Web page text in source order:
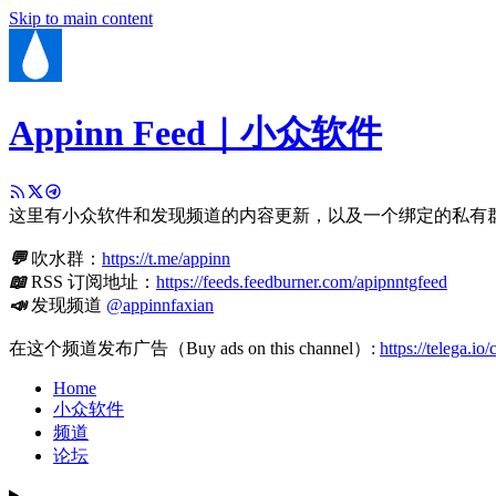
Skip to main content
Appinn Feed｜小众软件
这里有小众软件和发现频道的内容更新，以及一个绑定的私有
💬吹水群： https://t.me/appinn
📖RSS 订阅地址： https://feeds.feedburner.com/apipnntgfeed
📣发现频道 @appinnfaxian
在这个频道发布广告（Buy ads on this channel）: https://telega.io/
Home
小众软件
频道
论坛